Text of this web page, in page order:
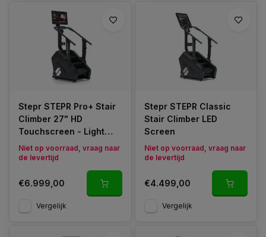
Stepr STEPR Pro+ Stair
Climber 27" HD
Touchscreen - Light
Commercial
Niet op voorraad, vraag naar
de levertijd
€6.999,00
Vergelijk
Stepr STEPR Classic
Stair Climber LED
Screen
Niet op voorraad, vraag naar
de levertijd
€4.499,00
Vergelijk